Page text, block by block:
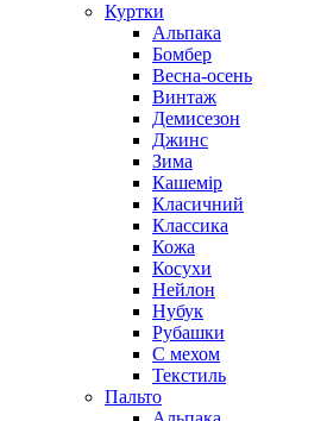
Куртки
Альпака
Бомбер
Весна-осень
Винтаж
Демисезон
Джинс
Зима
Кашемір
Класичний
Классика
Кожа
Косухи
Нейлон
Нубук
Рубашки
С мехом
Текстиль
Пальто